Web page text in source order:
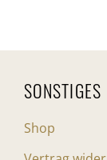
SONSTIGES
Shop